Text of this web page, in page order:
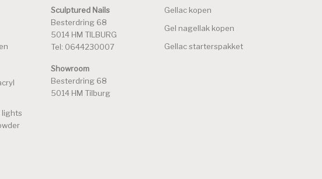
lights
Sculptured Nails
Besterdring 68
5014 HM TILBURG
Tel: 0644230007
Showroom
Besterdring 68
5014 HM Tilburg
Gellac kopen
Gel nagellak kopen
Gellac starterspakket